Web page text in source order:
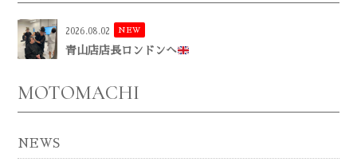
2026.08.02 NEW
青山店店長ロンドンへ
MOTOMACHI
NEWS